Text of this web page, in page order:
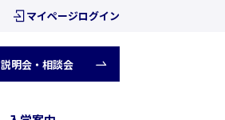
マイページログイン
説明会・相談会